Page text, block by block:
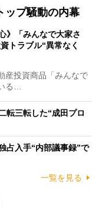
ップ騒動の内幕
》「みんなで大家さ
トラブル“異常なく
産投資商品「みんなで
る…
転三転した“成田プロ
占入手“内部議事録”で
一覧を見る